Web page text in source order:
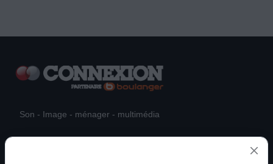
Son - Image - ménager - multimédia